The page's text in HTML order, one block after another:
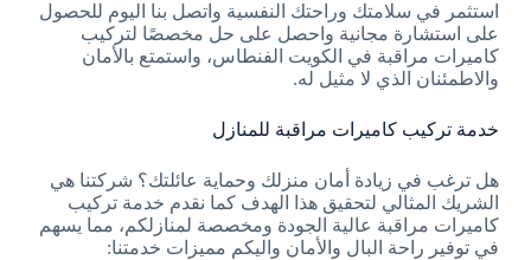
استثمر في سلامتك وراحتك النفسية واتصل بنا اليوم للحصول
على استشارة مجانية واحصل على حل مخصصًا لتركيب
كاميرات مراقبة في الكويت الفنطاس، واستمتع بالأمان
والاطمئنان الذي لا مثيل له.
خدمة تركيب كاميرات مراقبة للمنازل
هل ترغب في زيادة أمان منزلك وحماية عائلتك؟ شركتنا هي
الشريك المثالي لتحقيق هذا الهدف كما نقدم خدمة تركيب
كاميرات مراقبة عالية الجودة ومخصصة لمنازلكم، مما يسهم
في توفير راحة البال والأمان واليكم مميزات خدمتنا: